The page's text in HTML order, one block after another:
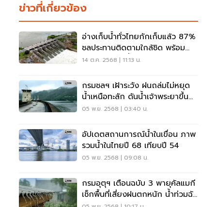
ข่าวที่เกี่ยวข้อง
อ่างเก็บน้ำทั่วไทยกักเก็บแล้ว 87%
ชลประทานติดตามใกล้ชิด พร้อม
บริหารจัดการน้ำต่อเนื่อง
14 ต.ค. 2568 | 11:13 น.
กรมชลฯ เฝ้าระวัง ฝนถล่มไม่หยุด
น้ำเหนือทะลัก ดันน้ำเจ้าพระยาขึ้น
อีกระลอก
05 พ.ย. 2568 | 03:40 น.
อัปเดตสถานการณ์น้ำในเขื่อน ภาพ
รวมน้ำในไทยปี 68 เทียบปี 54
05 พ.ย. 2568 | 09:08 น.
กรมอุตุฯ เตือนฉบับ 3 พายุคัลแมกี
เช็กพื้นที่เสี่ยงฝนตกหนัก น้ำท่วมฉับ